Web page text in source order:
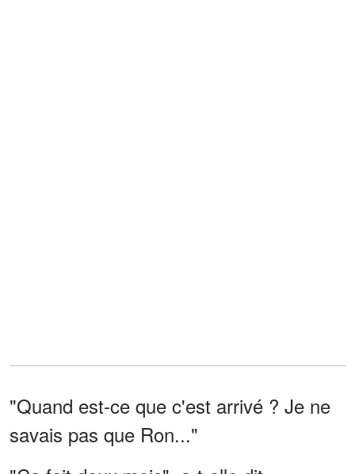
"Quand est-ce que c'est arrivé ? Je ne
savais pas que Ron..."